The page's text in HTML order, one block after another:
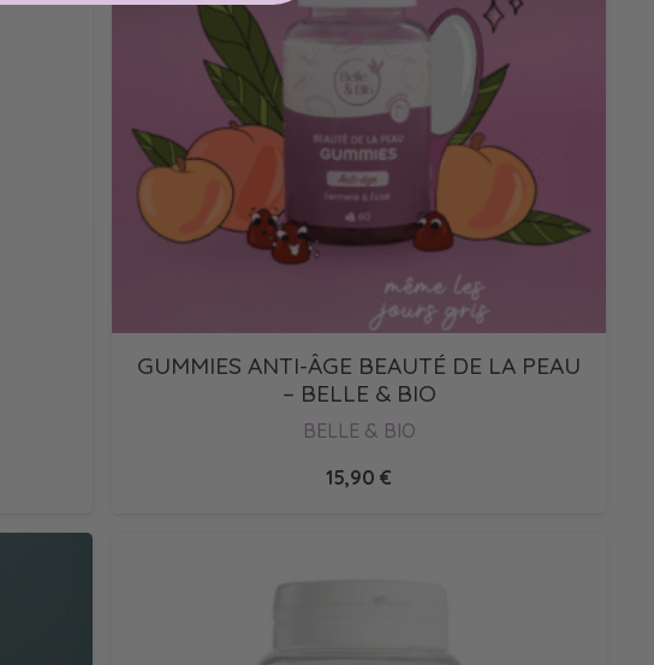
GUMMIES ANTI-ÂGE BEAUTÉ DE LA PEAU
– BELLE & BIO
BELLE & BIO
15,90€